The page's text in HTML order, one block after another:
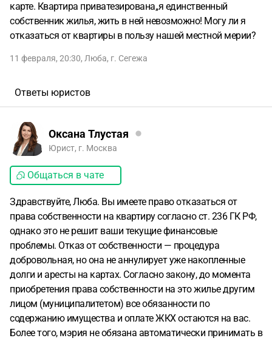
карте. Квартира приватезирована,,я единственный
собственник жилья, жить в ней невозможно! Могу ли я
отказаться от квартиры в пользу нашей местной мерии?
11 февраля, 20:30, Люба, г. Сегежа
Ответы юристов
Оксана Тлустая
Юрист, г. Москва
Общаться в чате
Здравствуйте, Люба. Вы имеете право отказаться от
права собственности на квартиру согласно ст. 236 ГК РФ,
однако это не решит ваши текущие финансовые
проблемы. Отказ от собственности — процедура
добровольная, но она не аннулирует уже накопленные
долги и аресты на картах. Согласно закону, до момента
приобретения права собственности на это жилье другим
лицом (муниципалитетом) все обязанности по
содержанию имущества и оплате ЖКХ остаются на вас.
Более того, мэрия не обязана автоматически принимать в